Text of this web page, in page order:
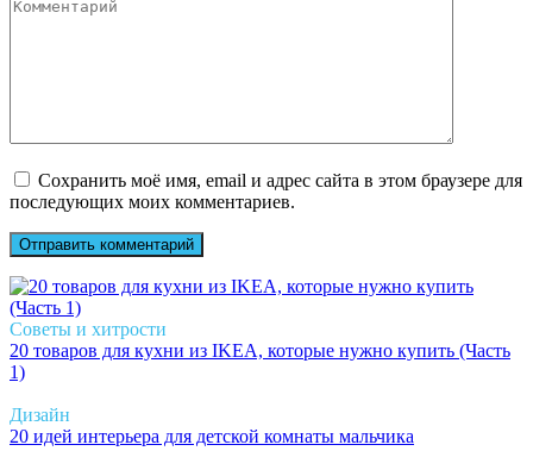
Сохранить моё имя, email и адрес сайта в этом браузере для
последующих моих комментариев.
Советы и хитрости
20 товаров для кухни из IKEA, которые нужно купить (Часть
1)
Дизайн
20 идей интерьера для детской комнаты мальчика